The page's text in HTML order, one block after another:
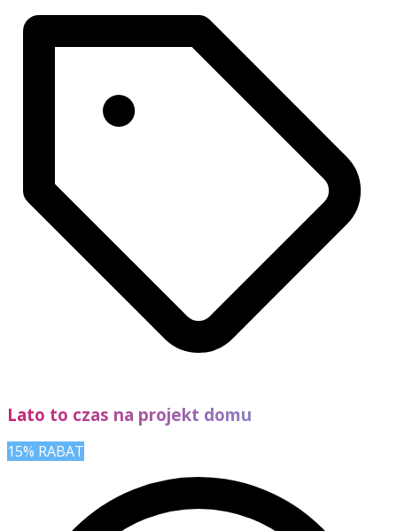
Lato to czas na projekt domu
15% RABAT